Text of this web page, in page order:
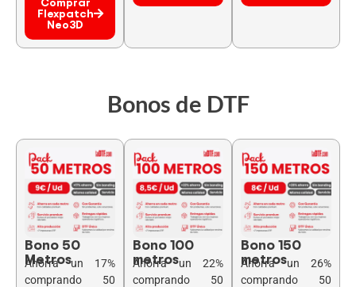
Flexpatch
Neo3D
Bonos de DTF
Bono 50
Metros
Ahorra un 17%
comprando 50
Bono 100
metros
Ahorra un 22%
comprando 50
Bono 150
metros
Ahorra un 26%
comprando 50